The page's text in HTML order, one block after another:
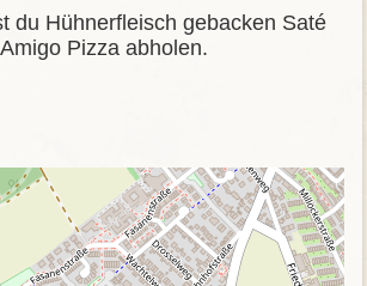
du Hühnerfleisch gebacken Saté
Pizza abholen.